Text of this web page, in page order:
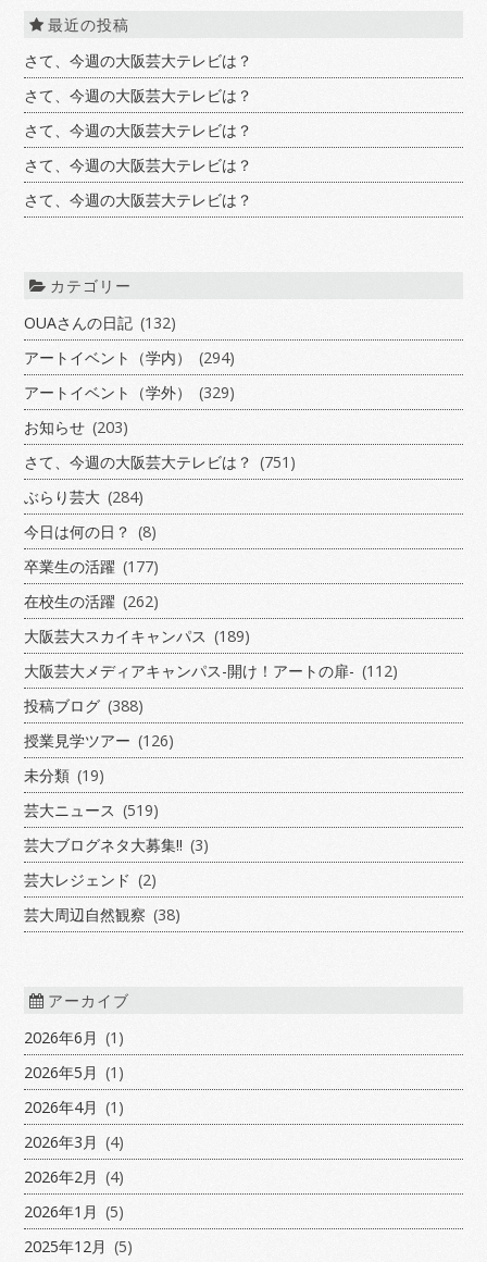
最近の投稿
さて、今週の大阪芸大テレビは？
さて、今週の大阪芸大テレビは？
さて、今週の大阪芸大テレビは？
さて、今週の大阪芸大テレビは？
さて、今週の大阪芸大テレビは？
カテゴリー
OUAさんの日記 (132)
アートイベント（学内）
(294)
アートイベント（学外）
(329)
お知らせ (203)
さて、今週の大阪芸大テレビは？ (751)
ぶらり芸大 (284)
今日は何の日？ (8)
卒業生の活躍 (177)
在校生の活躍 (262)
大阪芸大スカイキャンパス (189)
大阪芸大メディアキャンパス-開け！アートの扉- (112)
投稿ブログ (388)
授業見学ツアー (126)
未分類 (19)
芸大ニュース (519)
芸大ブログネタ大募集!! (3)
芸大レジェンド (2)
芸大周辺自然観察 (38)
アーカイブ
2026年6月 (1)
2026年5月 (1)
2026年4月 (1)
2026年3月 (4)
2026年2月 (4)
2026年1月 (5)
2025年12月 (5)